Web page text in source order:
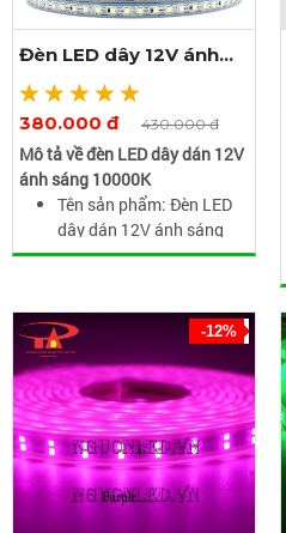
Xem thêm ảnh
Đèn LED dây 12V ánh
sáng 10000K
380.000 đ
430.000 đ
Mô tả về đèn LED dây dán 12V
ánh sáng 10000K
Tên sản phẩm: Đèn LED
dây dán 12V ánh sáng
10000K
Ánh sáng: Trắng
(10000K)
Kích thước: Dài 20m x
rộng 6mm
-12%